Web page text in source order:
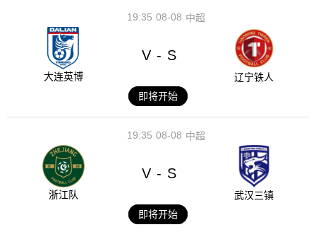
08-08
19:35 中超
大连英博
V - S
辽宁铁人
即将开始
08-08
19:35 中超
浙江队
V - S
武汉三镇
即将开始